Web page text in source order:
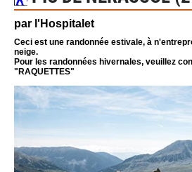
par l'Hospitalet
Ceci est une randonnée estivale, à
neige.
Pour les randonnées hivernales, veuillez
"RAQUETTES"